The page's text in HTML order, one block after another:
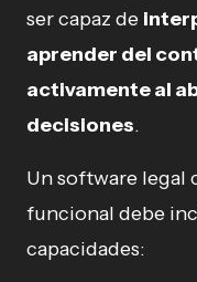
ser capaz de
aprender del
activamente al
decisiones.
Un software legal
funcional debe
capacidades: